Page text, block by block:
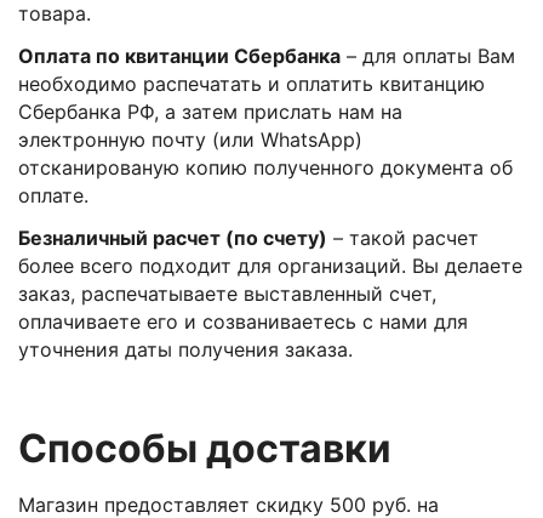
товара.
Оплата по квитанции Сбербанка – для оплаты Вам
необходимо распечатать и оплатить квитанцию
Сбербанка РФ, а затем прислать нам на
электронную почту (или WhatsApp)
отсканированую копию полученного документа об
оплате.
Безналичный расчет (по счету) – такой расчет
более всего подходит для организаций. Вы делаете
заказ, распечатываете выставленный счет,
оплачиваете его и созваниваетесь с нами для
уточнения даты получения заказа.
Способы доставки
Магазин предоставляет скидку 500 руб. на